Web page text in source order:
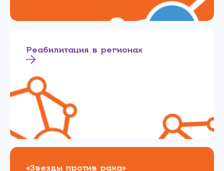
Реабилитация в регионах
«Звезды против рака»